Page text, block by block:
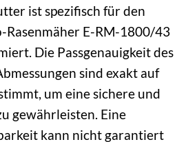
ist spezifisch für den
Rasenmäher E-RM-1800/43
Die Passgenauigkeit des
sind exakt auf
um eine sichere und
gewährleisten. Eine
kann nicht garantiert